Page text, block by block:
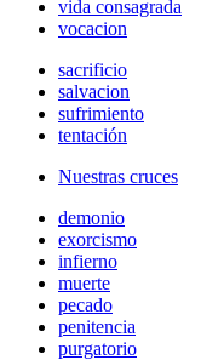
vida consagrada
vocacion
sacrificio
salvacion
sufrimiento
tentación
Nuestras cruces
demonio
exorcismo
infierno
muerte
pecado
penitencia
purgatorio